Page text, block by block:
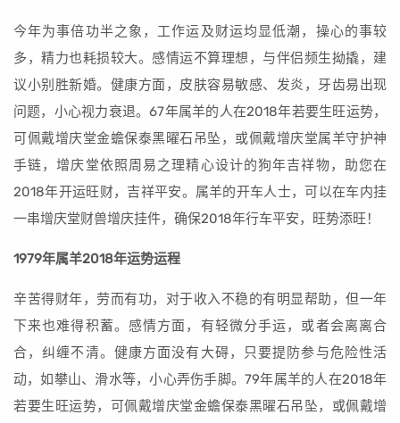
今年为事倍功半之象，工作运及财运均显低潮，操心的事较
多，精力也耗损较大。感情运不算理想，与伴侣频生拗撬，建
议小别胜新婚。健康方面，皮肤容易敏感、发炎，牙齿易出现
问题，小心视力衰退。67年属羊的人在2018年若要生旺运势，
可佩戴增庆堂金蟾保泰黑曜石吊坠，或佩戴增庆堂属羊守护神
手链，增庆堂依照周易之理精心设计的狗年吉祥物，助您在
2018年开运旺财，吉祥平安。属羊的开车人士，可以在车内挂
一串增庆堂财兽增庆挂件，确保2018年行车平安，旺势添旺！
1979年属羊2018年运势运程
辛苦得财年，劳而有功，对于收入不稳的有明显帮助，但一年
下来也难得积蓄。感情方面，有轻微分手运，或者会离离合
合，纠缠不清。健康方面没有大碍，只要提防参与危险性活
动，如攀山、滑水等，小心弄伤手脚。79年属羊的人在2018年
若要生旺运势，可佩戴增庆堂金蟾保泰黑曜石吊坠，或佩戴增